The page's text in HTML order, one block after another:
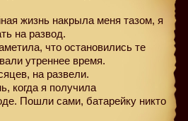
жизнь накрыла меня тазом, я
на развод.
что остановились те
утреннее время.
на развели.
когда я получила
Пошли сами, батарейку никто